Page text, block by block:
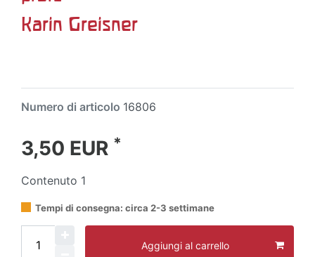
Karin Greisner
Numero di articolo 16806
3,50 EUR *
Contenuto 1
Tempi di consegna: circa 2-3 settimane
Aggiungi al carrello